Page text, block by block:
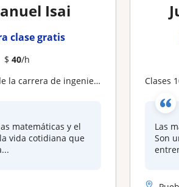
Isai
clase gratis
$ 40/h
por lo que manejo a la perfección las matemáticas y me gusta enseñar
matemáticas y el
vida cotidiana que
Clases 100%
Las
Son